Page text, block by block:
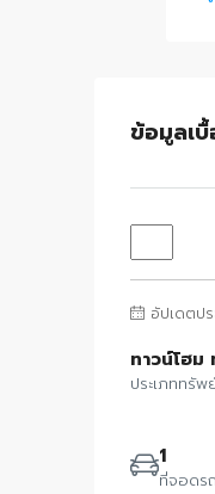
ข้อมูลเ
อัปเดตป
ทาวน์โฮม
ประเภททรัพ
1
ที่จอดรถ